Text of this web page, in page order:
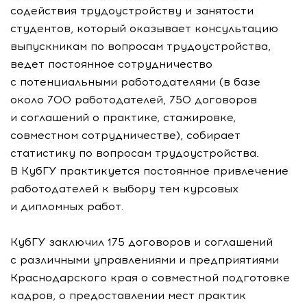
содействия трудоустройству и занятости
студентов, который оказывает консультацию
выпускникам по вопросам трудоустройства,
ведет постоянное сотрудничество
с потенциальными работодателями (в базе
около 700 работодателей, 750 договоров
и соглашений о практике, стажировке,
совместном сотрудничестве), собирает
статистику по вопросам трудоустройства.
В КубГУ практикуется постоянное привлечение
работодателей к выбору тем курсовых
и дипломных работ.
КубГУ заключил 175 договоров и соглашений
с различными управлениями и предприятиями
Краснодарского края о совместной подготовке
кадров, о предоставлении мест практик